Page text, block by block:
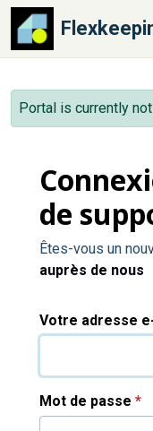
Passer au contenu
Portal is currently
de
Êtes-vous un
auprès de nous
Votre adresse
Mot de passe *